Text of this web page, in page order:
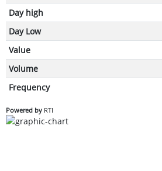
Day high
Day Low
Value
Volume
Frequency
Powered by RTI